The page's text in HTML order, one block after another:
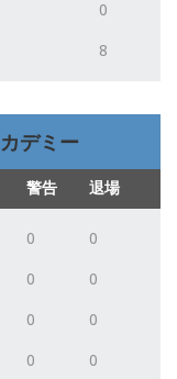
0
8
デミー
警告 退場
0 0
0 0
0 0
0 0